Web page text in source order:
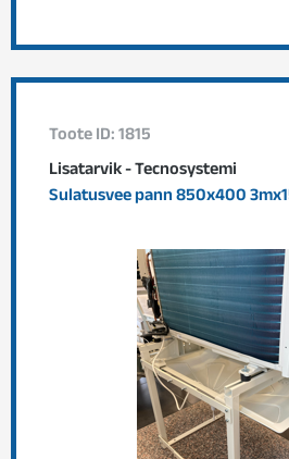
Toote ID: 1815
Lisatarvik - Tecnosystemi
Sulatusvee pann 850x400